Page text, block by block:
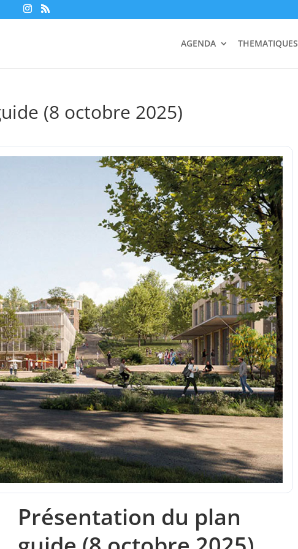
AGENDA THEMATIQUES
(8 octobre 2025)
Présentation du plan